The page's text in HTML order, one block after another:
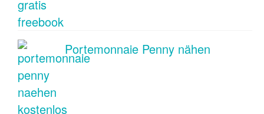
Portemonnaie Penny nähen